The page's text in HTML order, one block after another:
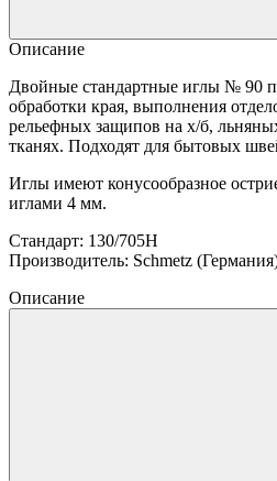
Описание
Двойные стандартные иглы № 90
обработки края, выполнения
рельефных защипов на х/б,
тканях. Подходят для бытовых
Иглы имеют конусообразное
иглами 4 мм.
Стандарт: 130/705H
Производитель: Schmetz
Описание